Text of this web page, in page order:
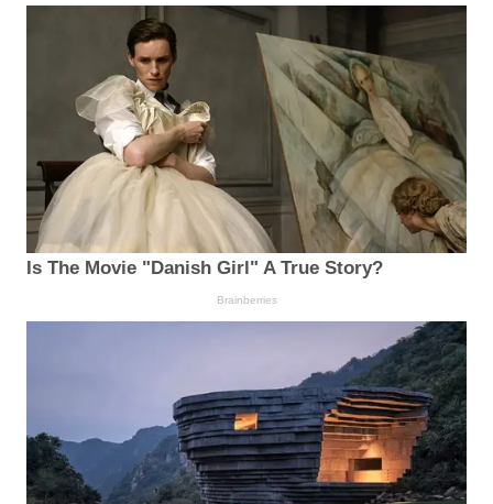
Is The Movie "Danish Girl" A True Story?
Brainberries